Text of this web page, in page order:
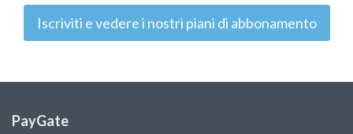
Iscriviti e vedere i nostri piani di abbonamento
PayGate